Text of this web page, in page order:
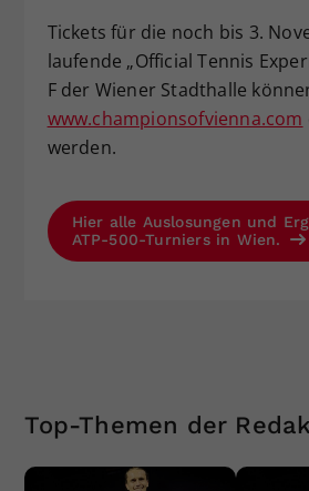
Tickets für die noch bis 3.
laufende „Official Tennis
F der Wiener Stadthalle
www.championsofvienna.com
werden.
Hier alle Auslosungen und
ATP-500-Turniers in Wien.
Top-Themen der